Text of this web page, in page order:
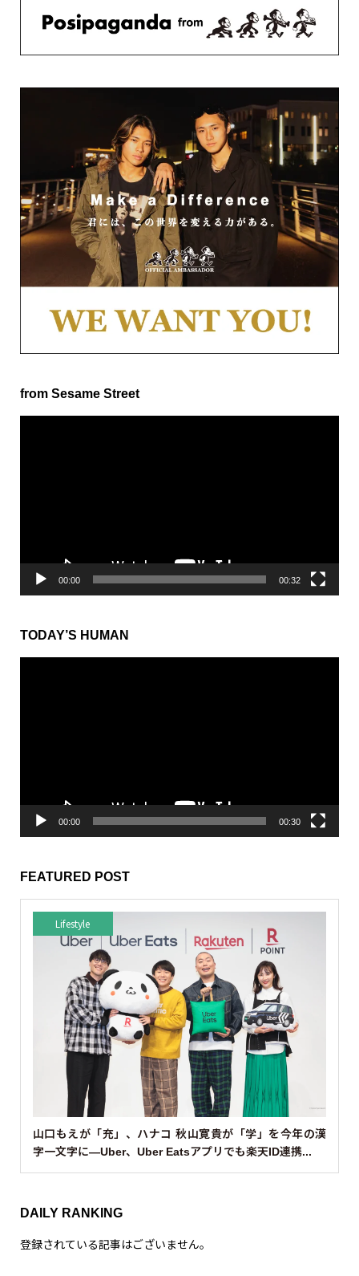
from Sesame Street
00:00 00:32
TODAY’S HUMAN
00:00 00:30
FEATURED POST
Lifestyle
山口もえが「充」、ハナコ 秋山寛貴が「学」を今年の漢
字一文字に—Uber、Uber Eatsアプリでも楽天ID連携...
DAILY RANKING
登録されている記事はございません。